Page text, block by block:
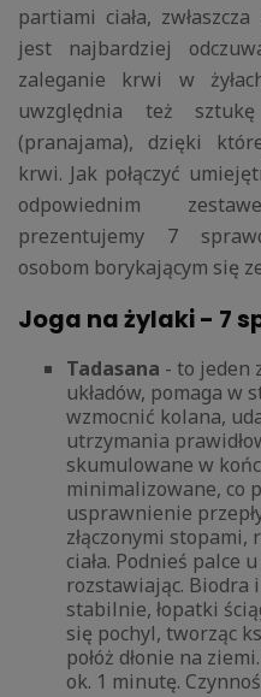
partiami ciała,
jest najbardziej
zaleganie krwi w
uwzględnia też sztukę
(pranajama), dzięki
krwi. Jak połączyć
odpowiednim
prezentujemy 7
osobom borykającym się
Joga na żylaki - 7
Tadasana - to jeden
układów, pomaga w
wzmocnić kolana,
utrzymania
skumulowane w
minimalizowane, co
usprawnienie
złączonymi stopami,
ciała. Podnieś palce
rozstawiając. Biodra
stabilnie, łopatki
się pochyl, tworząc
połóż dłonie na
ok. 1 minutę.